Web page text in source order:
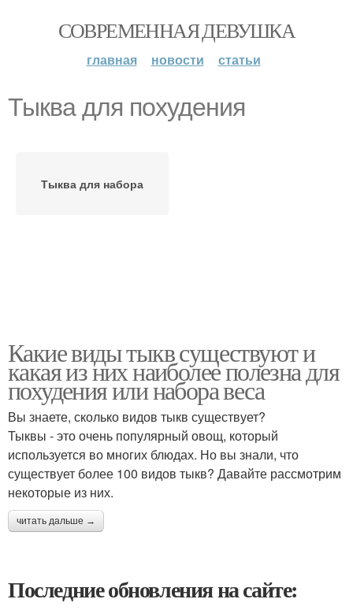
СОВРЕМЕННАЯ ДЕВУШКА
главная новости статьи
Тыква для похудения
Тыква для набора
Какие виды тыкв существуют и
какая из них наиболее полезна для
похудения или набора веса
Вы знаете, сколько видов тыкв существует?
Тыквы - это очень популярный овощ, который
используется во многих блюдах. Но вы знали, что
существует более 100 видов тыкв? Давайте рассмотрим
некоторые из них.
читать дальше →
Последние обновления на сайте: